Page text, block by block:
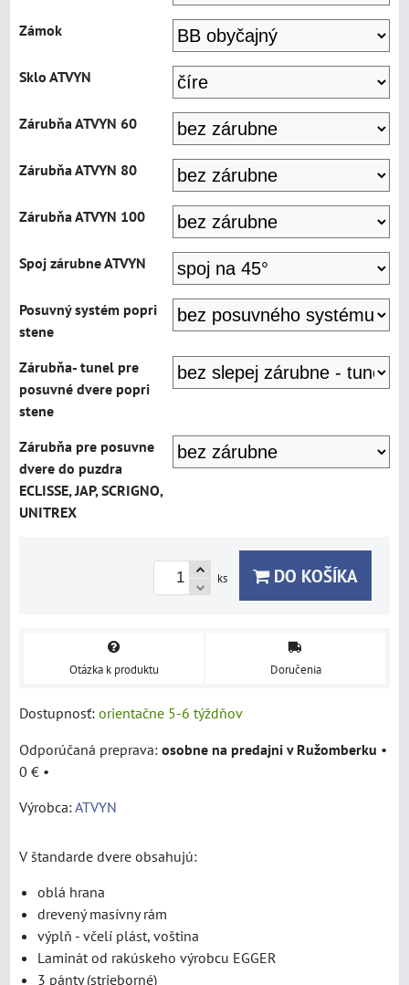
Zámok
Sklo ATVYN
Zárubňa ATVYN 60
Zárubňa ATVYN 80
Zárubňa ATVYN 100
Spoj zárubne ATVYN
Posuvný systém popri
stene
Zárubňa- tunel pre
posuvné dvere popri
stene
Zárubňa pre posuvne
dvere do puzdra
ECLISSE, JAP, SCRIGNO,
UNITREX
ks DO KOŠÍKA
Otázka k produktu Doručenia
Dostupnosť: orientačne 5-6 týždňov
osobne na predajni v Ružomberku •
0 € •
Výrobca:ATVYN
V štandarde dvere obsahujú:
oblá hrana
drevený masívny rám
výplň - včelí plást, voština
Laminát od rakúskeho výrobcu EGGER
3 pánty (strieborné)